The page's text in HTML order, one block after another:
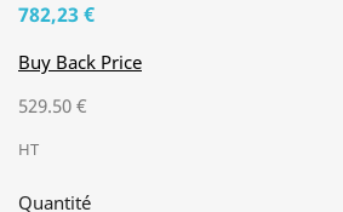
782,23 €
Buy Back Price
529.50 €
HT
Quantité